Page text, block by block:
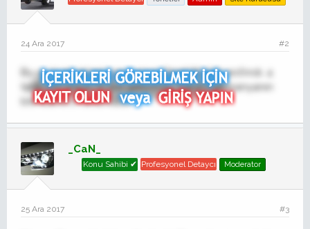
24 Ara 2017 #2
Bu ay ki en güzel kampanya Opet Worldcard'ındı. 4
tane 100 liraya 70 lira geliyordu. Fakat kampanyanın
bitmesine 1 hafta kaldı.
_CaN_
Konu Sahibi ✔ Profesyonel Detaycı Moderator
25 Ara 2017 #3